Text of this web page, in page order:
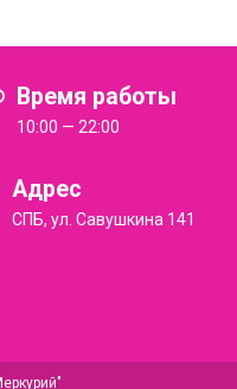
Время работы
10:00 — 22:00
Адрес
СПБ, ул. Савушкина 141